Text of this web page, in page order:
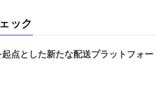
ック
点とした新たな配送プラットフォー